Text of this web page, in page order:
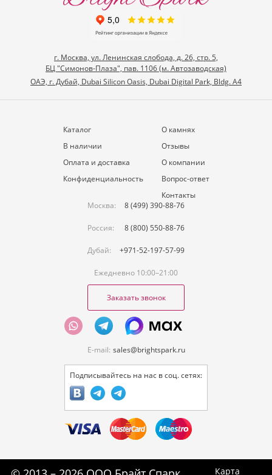
г. Москва, ул. Ленинская слобода, д. 26, стр. 5,
БЦ "Симонов-Плаза", пав. 1106 (м. Автозаводская)
ОАЭ, г. Дубай, Dubai Silicon Oasis, Dubai Digital Park, Bldg. A4
Каталог
В наличии
Оплата и доставка
Конфиденциальность
О камнях
Отзывы
О компании
Вопрос-ответ
Контакты
Москва:
8 (499) 390-88-76
Россия: 8 (800) 550-88-76
Дубай: +971-52-197-57-99
Ежедневно 10:00–21:00
Заказать звонок
E-mail: sales@brightspark.ru
Подписывайтесь на нас в соц. сетях:
Карта